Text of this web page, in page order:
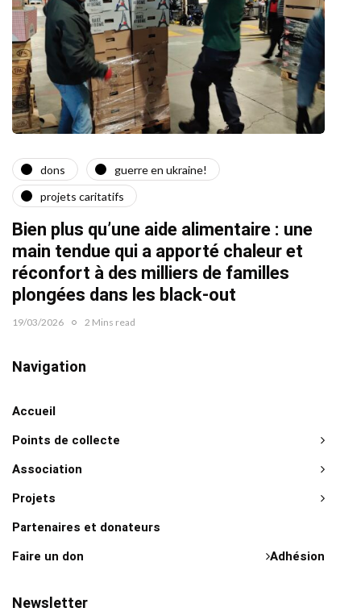
dons
guerre en ukraine!
projets caritatifs
Bien plus qu’une aide alimentaire : une
main tendue qui a apporté chaleur et
réconfort à des milliers de familles
plongées dans les black-out
19/03/2026 2 Mins read
Navigation
Accueil
Points de collecte
Association
Projets
Partenaires et donateurs
Adhésion
Faire un don
Newsletter